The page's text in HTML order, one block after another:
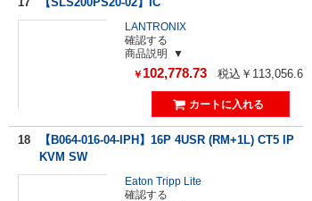
LANTRONIX
確認する
商品説明
￥ 102,778.73 税込￥113,056.6
18
【B064-016-04-IPH】16P 4USR (RM+1L) CT5 IP
KVM SW
Eaton Tripp Lite
確認する